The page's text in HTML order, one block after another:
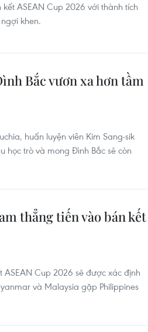
ASEAN Cup 2026 với thành tích
khen.
Bắc vươn xa hơn tầm
huấn luyện viên Kim Sang-sik
học trò và mong Đình Bắc sẽ còn
thẳng tiến vào bán kết
Cup 2026 sẽ được xác định
và Malaysia gặp Philippines